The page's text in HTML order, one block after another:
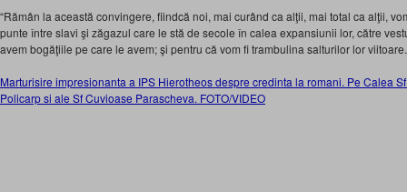
“Rămân la această convingere, fiindcă noi, mai curând ca alţii, mai total ca alţii,
punte între slavi şi zăgazul care le stă de secole în calea expansiunii lor, către
avem bogăţiile pe care le avem; şi pentru că vom fi trambulina salturilor lor
Marturisire impresionanta a IPS Hierotheos despre credinta la romani. Pe Calea
Policarp si ale Sf Cuvioase Parascheva. FOTO/VIDEO